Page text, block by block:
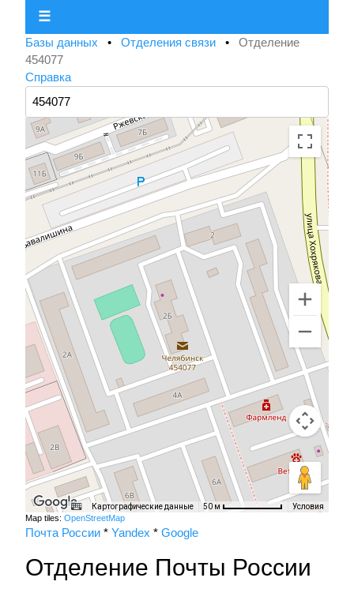
☰
Базы данных • Отделения связи • Отделение
454077
Справка
Картографические данные 50 м Условия
Map tiles: OpenStreetMap
Почта России * Yandex * Google
Отделение Почты России